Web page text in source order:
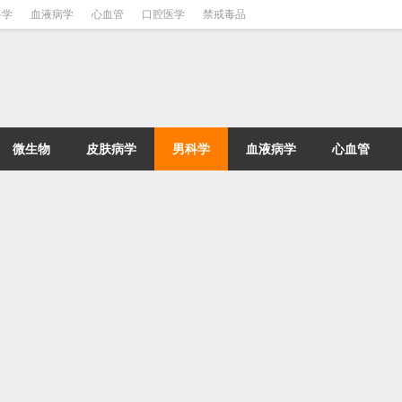
血液病学 心血管 口腔医学 禁戒毒品
微生物 皮肤病学 男科学 血液病学 心血管